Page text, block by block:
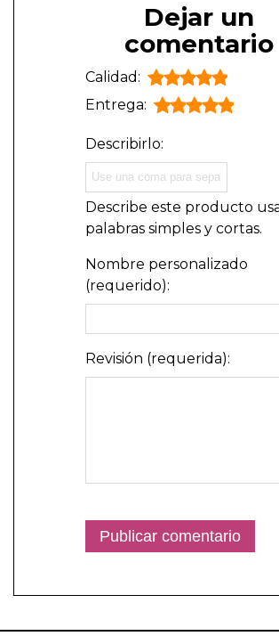
Dejar un
comentario
Calidad:
Entrega:
Describirlo:
Describe este producto
palabras simples y cortas.
Nombre personalizado
(requerido):
Revisión (requerida):